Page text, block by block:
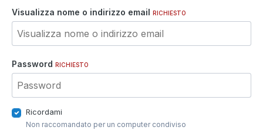
Visualizza nome o indirizzo email RICHIESTO
Password RICHIESTO
Ricordami
Non raccomandato per un computer condiviso